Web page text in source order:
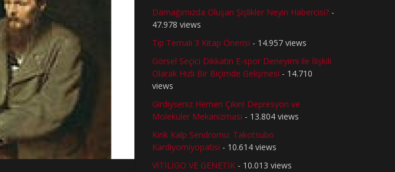
Damağımızda Oluşan Şişlikler Neyin Habercisi? -
47.978 views
Tıp Temalı 3 Kitap Önerisi - 14.957 views
Görsel Seçici Dikkatin E-spor Deneyimi ile İlişkili
Olarak Hızlı Bir Biçimde Gelişmesi - 14.710
views
Girdiyseniz Hemen Çıkın! Depresyon ve
Moleküler Mekanizması - 13.804 views
Kırık Kalp Sendromu: Takotsubo
Kardiyomiyopatisi - 10.614 views
VİTİLİGO VE GENETİK - 10.013 views